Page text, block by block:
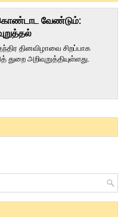
கொண்டாட வேண்டும்:
தினவிழாவை சிறப்பாக
அறிவுறுத்தியுள்ளது.